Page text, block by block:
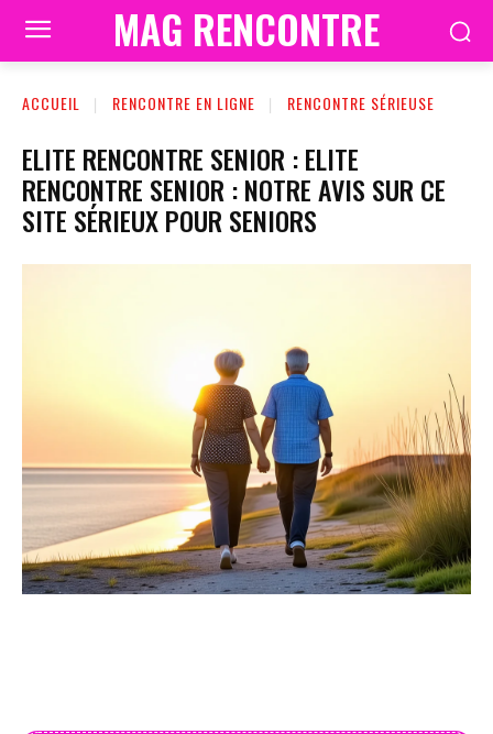
MAG RENCONTRE
ACCUEIL RENCONTRE EN LIGNE RENCONTRE SÉRIEUSE
ELITE RENCONTRE SENIOR : ELITE
RENCONTRE SENIOR : NOTRE AVIS SUR CE
SITE SÉRIEUX POUR SENIORS